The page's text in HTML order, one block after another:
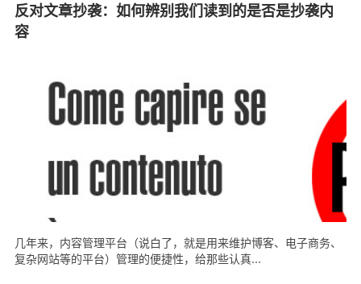
反对文章抄袭：如何辨别我们读到的是否是抄袭内
容
几年来，内容管理平台（说白了，就是用来维护博客、电子商务、
复杂网站等的平台）管理的便捷性，给那些认真...